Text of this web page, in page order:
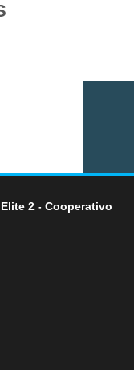
2 - Cooperativo